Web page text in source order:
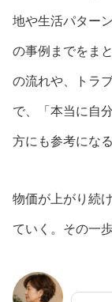
地や生活パター
の事例までをま
の流れや、トラ
で、「本当に自
方にも参考にな
物価が上がり続
ていく。その一